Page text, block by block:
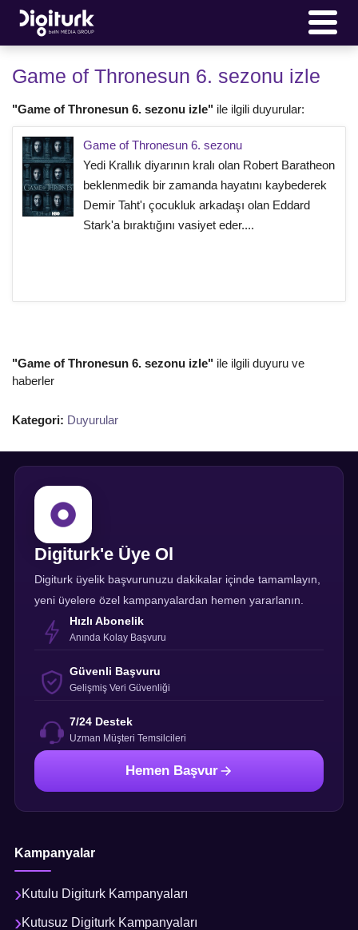
Game of Thronesun 6. sezonu izle
"Game of Thronesun 6. sezonu izle" ile ilgili duyurular:
Game of Thronesun 6. sezonu
Yedi Krallık diyarının kralı olan Robert Baratheon
beklenmedik bir zamanda hayatını kaybederek
Demir Taht'ı çocukluk arkadaşı olan Eddard
Stark'a bıraktığını vasiyet eder....
"Game of Thronesun 6. sezonu izle" ile ilgili duyuru ve
haberler
Kategori: Duyurular
Digiturk'e Üye Ol
Digiturk üyelik başvurunuzu dakikalar içinde tamamlayın,
yeni üyelere özel kampanyalardan hemen yararlanın.
Hızlı Abonelik
Anında Kolay Başvuru
Güvenli Başvuru
Gelişmiş Veri Güvenliği
7/24 Destek
Uzman Müşteri Temsilcileri
Hemen Başvur
Kampanyalar
Kutulu Digiturk Kampanyaları
Kutusuz Digiturk Kampanyaları